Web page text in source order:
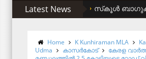
Latest News സിഎഎ
Home K Kunhiraman MLA
Udma
കാസര്‍കോട് കേരള